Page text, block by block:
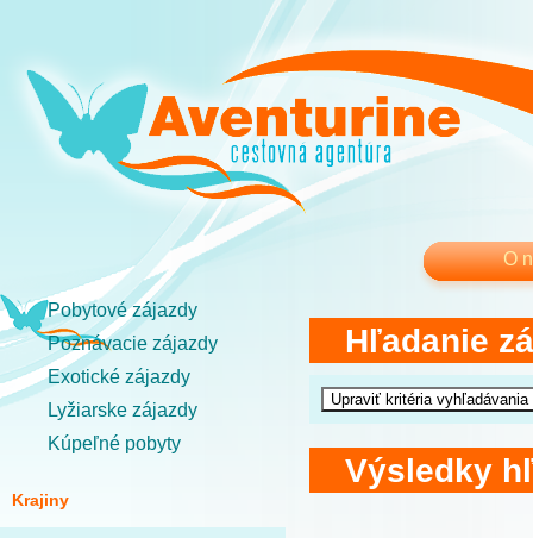
O
Pobytové zájazdy
Poznávacie zájazdy
Exotické zájazdy
Lyžiarske zájazdy
Kúpeľné pobyty
Krajiny
Hľadanie
Výsledky